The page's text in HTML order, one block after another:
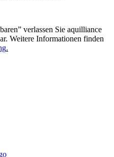
verlassen Sie aquilliance
Weitere Informationen finden
.